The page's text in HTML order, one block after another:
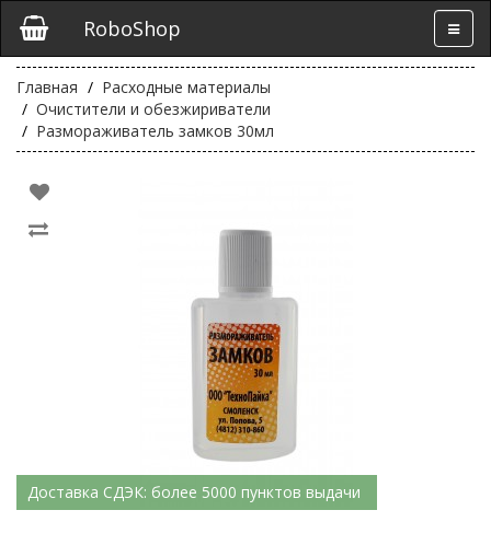
RoboShop
Главная
Расходные материалы
Очистители и обезжириватели
Размораживатель замков 30мл
Доставка СДЭК: более 5000 пунктов выдачи